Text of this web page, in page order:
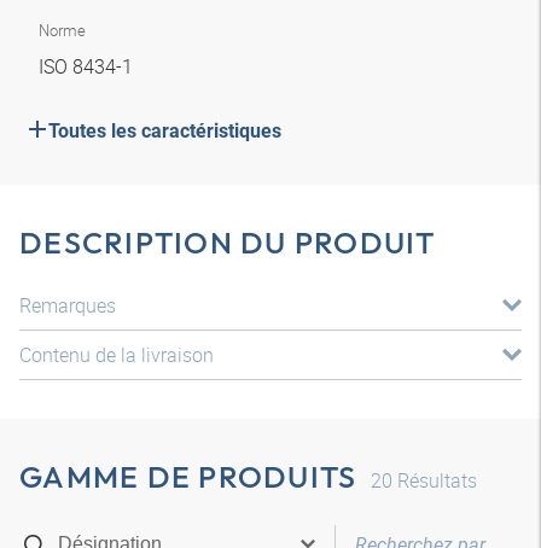
Norme
ISO 8434-1
Toutes les caractéristiques
DESCRIPTION DU PRODUIT
Remarques
Contenu de la livraison
GAMME DE PRODUITS 20 Résultats